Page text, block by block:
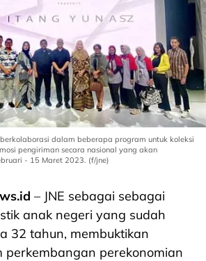
berkolaborasi dalam beberapa program untuk koleksi
pengiriman secara nasional yang akan
- 15 Maret 2023. (f/jne)
– JNE sebagai sebagai
anak negeri yang sudah
32 tahun, membuktikan
perkembangan perekonomian